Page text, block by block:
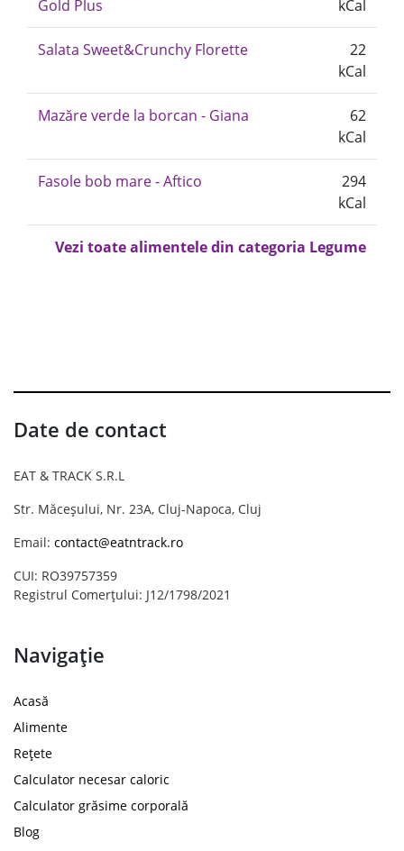
Gold Plus
kCal
Salata Sweet&Crunchy Florette
22
kCal
Mazăre verde la borcan - Giana
62
kCal
Fasole bob mare - Aftico
294
kCal
Vezi toate alimentele din categoria Legume
Date de contact
EAT & TRACK S.R.L
Str. Măceșului, Nr. 23A, Cluj-Napoca, Cluj
Email: contact@eatntrack.ro
CUI: RO39757359
Registrul Comerțului: J12/1798/2021
Navigație
Acasă
Alimente
Rețete
Calculator necesar caloric
Calculator grăsime corporală
Blog